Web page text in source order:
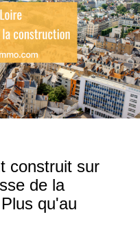
construit sur
de la
qu'au